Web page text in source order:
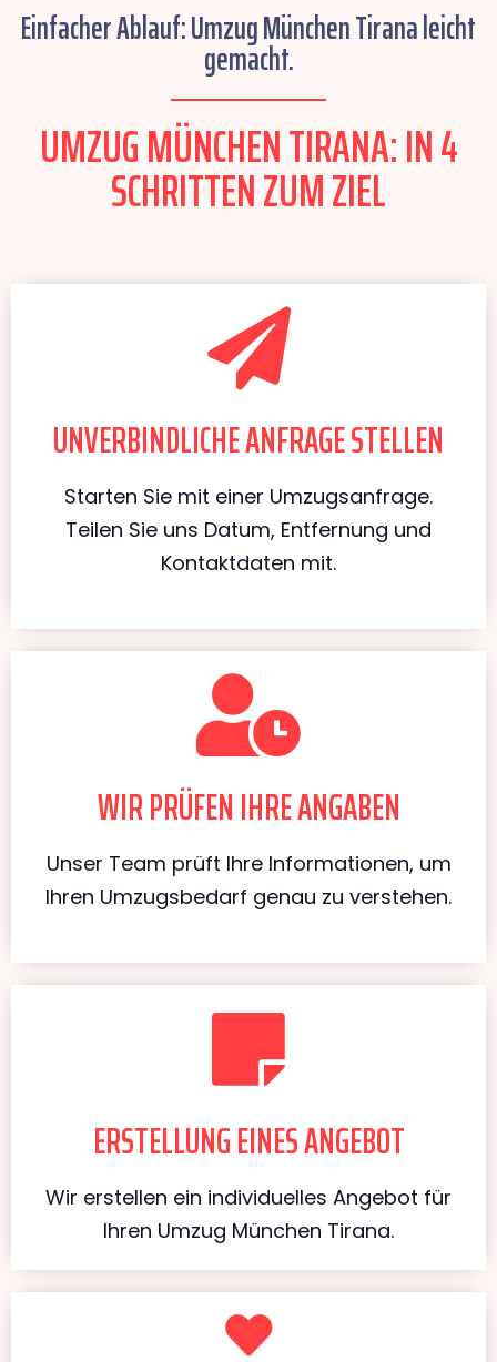
Einfacher Ablauf: Umzug München Tirana leicht
gemacht.
UMZUG MÜNCHEN TIRANA: IN 4
SCHRITTEN ZUM ZIEL
UNVERBINDLICHE ANFRAGE STELLEN
Starten Sie mit einer Umzugsanfrage.
Teilen Sie uns Datum, Entfernung und
Kontaktdaten mit.
WIR PRÜFEN IHRE ANGABEN
Unser Team prüft Ihre Informationen, um
Ihren Umzugsbedarf genau zu verstehen.
ERSTELLUNG EINES ANGEBOT
Wir erstellen ein individuelles Angebot für
Ihren Umzug München Tirana.